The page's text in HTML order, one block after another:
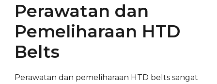
Perawatan dan
Pemeliharaan HTD
Belts
Perawatan dan pemeliharaan HTD belts sangat